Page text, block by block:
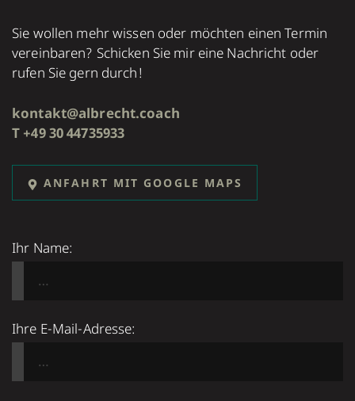
Sie wol­len mehr wissen oder möch­ten einen Termin
ver­ein­ba­ren? Schi­cken Sie mir eine Nach­richt oder
rufen Sie gern durch!
hcaoc
.thce
rbla@
tkatn
ok
T +49 30 44735933
ANFAHRT MIT GOOGLE MAPS
Ihr Name:
Ihre E-Mail-Adresse: